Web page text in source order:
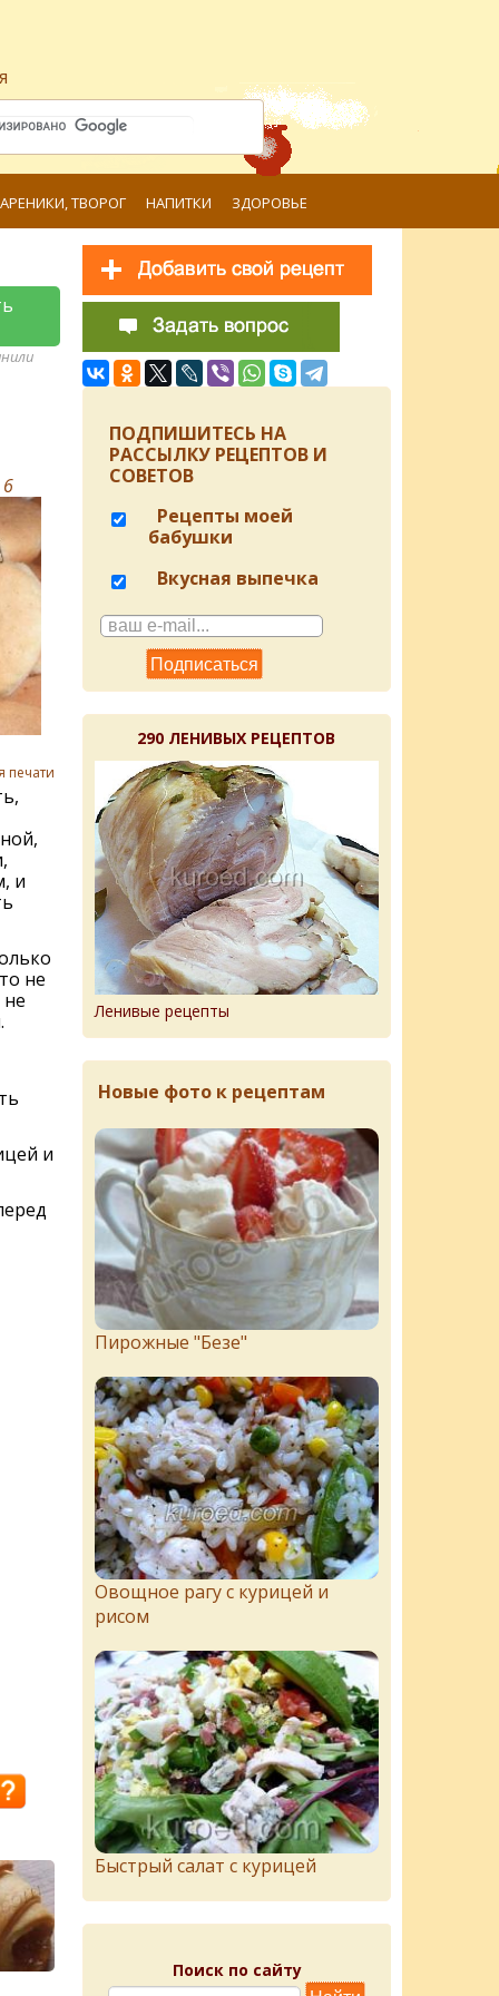
ТВОРОГ НАПИТКИ ЗДОРОВЬЕ
6
печати
и
не
и
ПОДПИШИТЕСЬ НА
РАССЫЛКУ РЕЦЕПТОВ И
СОВЕТОВ
Рецепты моей
бабушки
Вкусная выпечка
290 ЛЕНИВЫХ РЕЦЕПТОВ
Ленивые рецепты
Новые фото к рецептам
Пирожныe "Бeзe"
Овощное рагу с курицей и
рисом
Быстрый салат с курицей
Поиск по сайту